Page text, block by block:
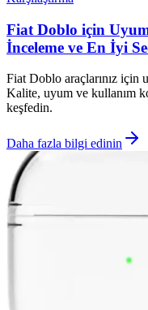
Fiat Doblo için
İnceleme ve En İyi
Fiat Doblo araçlarınız için
Kalite, uyum ve kullanım
keşfedin.
Daha fazla bilgi edinin